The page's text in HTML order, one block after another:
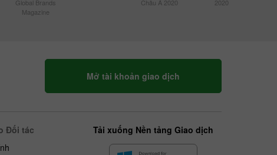
Global Brands
Magazine
Châu Á 2020
2020
Mở tài khoản giao dịch
Đối tác
Tải xuống Nền tảng Giao dịch